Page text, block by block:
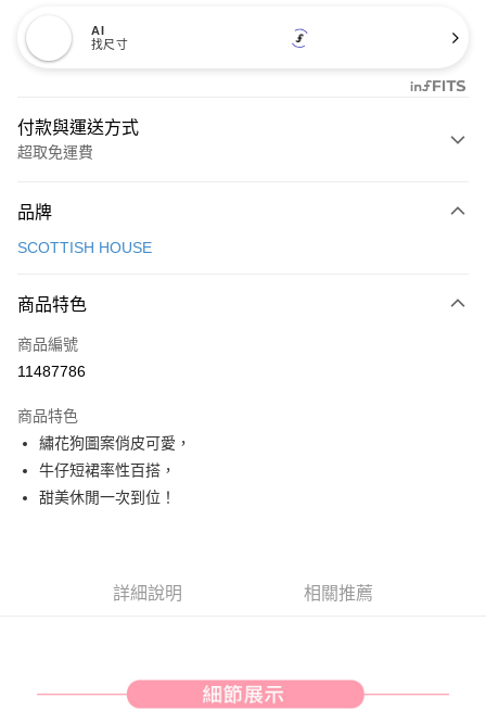
AI
找尺寸
付款與運送方式
超取免運費
信用卡一次付款
LINE Pay
Apple Pay
悠遊付
AFTEE先享後付
相關說明
２．便利：只要手機號碼，簡訊認證，即可結帳。
結帳頁面，進行簡訊認證並確認金額後，即可完成結帳。
２．訂單成立數日內，您將收到繳費通知簡訊。
付款後全家取貨
品牌
SCOTTISH HOUSE
商品特色
商品編號
11487786
商品特色
繡花狗圖案俏皮可愛，
牛仔短裙率性百搭，
甜美休閒一次到位！
詳細說明 相關推薦